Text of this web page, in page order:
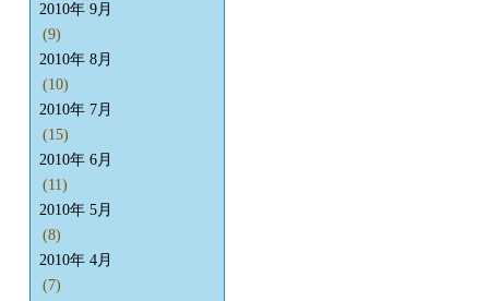
2010年 9月
(9)
2010年 8月
(10)
2010年 7月
(15)
2010年 6月
(11)
2010年 5月
(8)
2010年 4月
(7)